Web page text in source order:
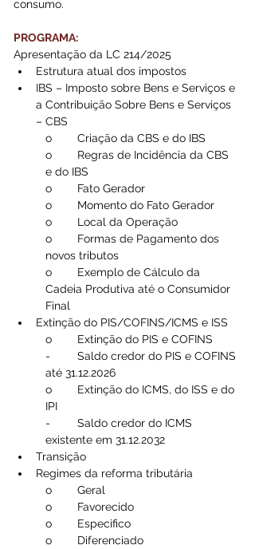
consumo.
PROGRAMA:
Apresentação da LC 214/2025
Estrutura atual dos impostos
IBS – Imposto sobre Bens e Serviços e
a Contribuição Sobre Bens e Serviços
– CBS
o	Criação da CBS e do IBS
o	Regras de Incidência da CBS
e do IBS
o	Fato Gerador
o	Momento do Fato Gerador
o	Local da Operação
o	Formas de Pagamento dos
novos tributos
o	Exemplo de Cálculo da
Cadeia Produtiva até o Consumidor
Final
Extinção do PIS/COFINS/ICMS e ISS
o	Extinção do PIS e COFINS
-	Saldo credor do PIS e COFINS
até 31.12.2026
o	Extinção do ICMS, do ISS e do
IPI
-	Saldo credor do ICMS
existente em 31.12.2032
Transição
Regimes da reforma tributária
o	Geral
o	Favorecido
o	Especifico
o	Diferenciado